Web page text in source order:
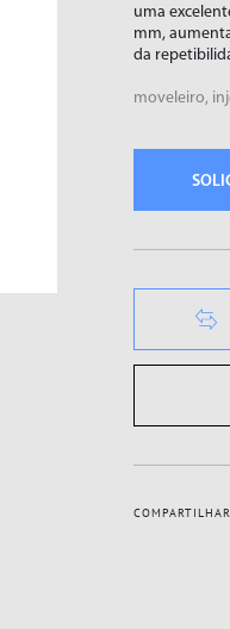
uma
mm,
da
moveleiro,
COMPARTILHAR